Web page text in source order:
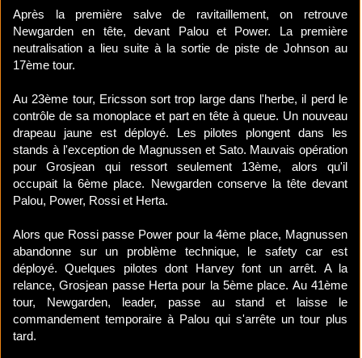
Après la première salve de ravitaillement, on retrouve
Newgarden en tête, devant Palou et Power. La première
neutralisation a lieu suite à la sortie de piste de Johnson au
17ème tour.
Au 23ème tour, Ericsson sort trop large dans l'herbe, il perd le
contrôle de sa monoplace et part en tête à queue. Un nouveau
drapeau jaune est déployé. Les pilotes plongent dans les
stands à l'exception de Magnussen et Sato. Mauvais opération
pour Grosjean qui ressort seulement 13ème, alors qu'il
occupait la 6ème place. Newgarden conserve la tête devant
Palou, Power, Rossi et Herta.
Alors que Rossi passe Power pour la 4ème place, Magnussen
abandonne sur un problème technique, le safety car est
déployé. Quelques pilotes dont Harvey font un arrêt. A la
relance, Grosjean passe Herta pour la 5ème place. Au 41ème
tour, Newgarden, leader, passe au stand et laisse le
commandement temporaire à Palou qui s'arrête un tour plus
tard.